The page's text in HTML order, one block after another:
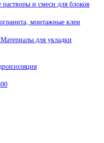
и смеси для блоков
монтажные клеи
для укладки